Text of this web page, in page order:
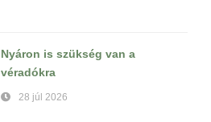
Nyáron is szükség van a
véradókra
28 júl 2026